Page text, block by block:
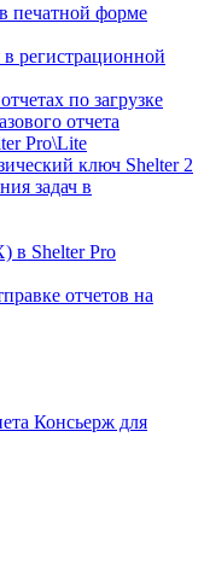
печатной форме
регистрационной
по загрузке
отчета
Pro\Lite
ключ Shelter 2
задач в
в Shelter Pro
отчетов на
Консьерж для